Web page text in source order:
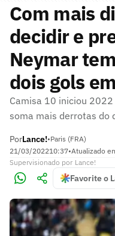
Com mais
decidir e
Neymar
dois gols
Camisa 10 iniciou
soma mais derrotas do
PorLance!•Paris (FRA)
21/03/202210:37•Atualizado
Supervisionado por Lance!
Favorite o